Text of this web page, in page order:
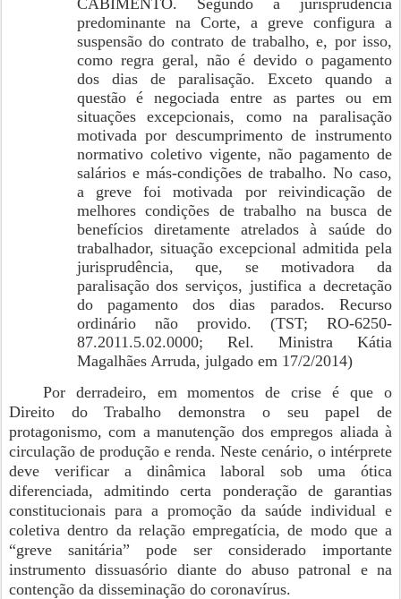
predominante na Corte, a greve configura a
suspensão do contrato de trabalho, e, por isso,
como regra geral, não é devido o pagamento
dos dias de paralisação. Exceto quando a
questão é negociada entre as partes ou em
situações excepcionais, como na paralisação
motivada por descumprimento de instrumento
normativo coletivo vigente, não pagamento de
salários e más-condições de trabalho. No caso,
a greve foi motivada por reivindicação de
melhores condições de trabalho na busca de
benefícios diretamente atrelados à saúde do
trabalhador, situação excepcional admitida pela
jurisprudência, que, se motivadora da
paralisação dos serviços, justifica a decretação
do pagamento dos dias parados. Recurso
ordinário não provido. (TST; RO-6250-
87.2011.5.02.0000; Rel. Ministra Kátia
Magalhães Arruda, julgado em 17/2/2014)
Por derradeiro, em momentos de crise é que o
Direito do Trabalho demonstra o seu papel de
protagonismo, com a manutenção dos empregos aliada à
circulação de produção e renda. Neste cenário, o intérprete
deve verificar a dinâmica laboral sob uma ótica
diferenciada, admitindo certa ponderação de garantias
constitucionais para a promoção da saúde individual e
coletiva dentro da relação empregatícia, de modo que a
“greve sanitária” pode ser considerado importante
instrumento dissuasório diante do abuso patronal e na
contenção da disseminação do coronavírus.